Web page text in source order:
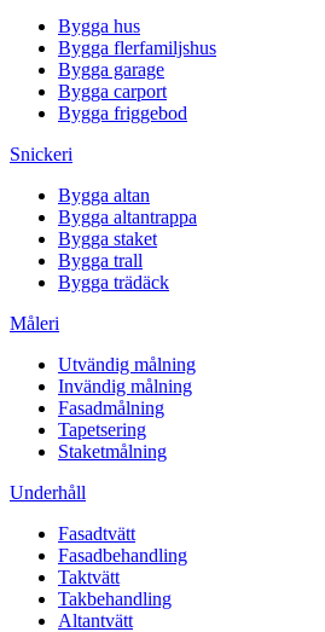
Bygga hus
Bygga flerfamiljshus
Bygga garage
Bygga carport
Bygga friggebod
Snickeri
Bygga altan
Bygga altantrappa
Bygga staket
Bygga trall
Bygga trädäck
Måleri
Utvändig målning
Invändig målning
Fasadmålning
Tapetsering
Staketmålning
Underhåll
Fasadtvätt
Fasadbehandling
Taktvätt
Takbehandling
Altantvätt